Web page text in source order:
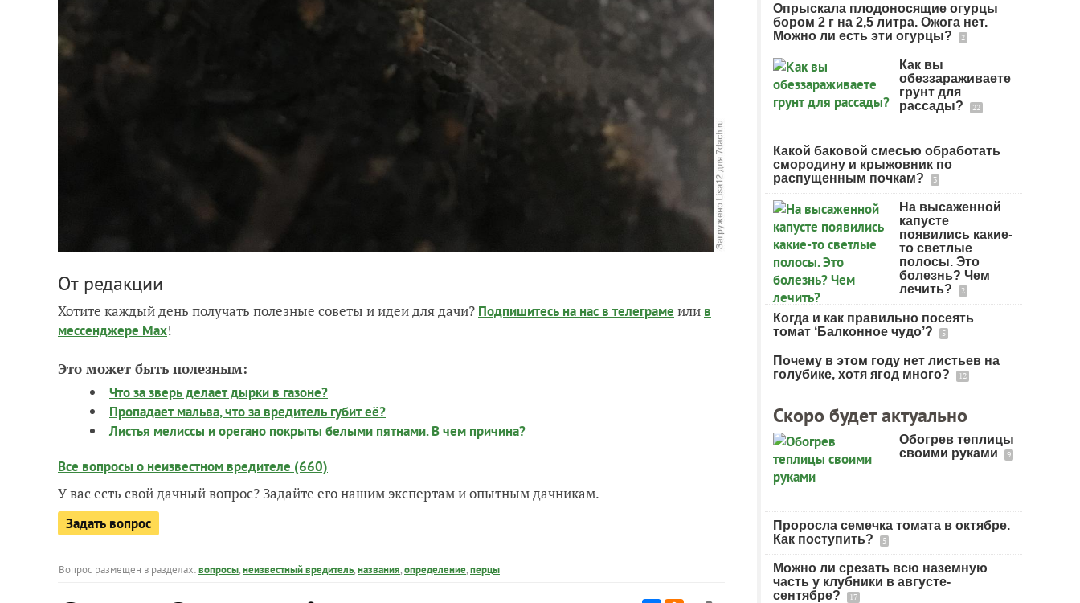
От редакции
Хотите каждый день получать полезные советы и идеи для дачи? Подпишитесь на нас в телеграме или в
мессенджере Max!
Это может быть полезным:
Что за зверь делает дырки в газоне?
Пропадает мальва, что за вредитель губит её?
Листья мелиссы и орегано покрыты белыми пятнами. В чем причина?
Все вопросы о неизвестном вредителе (660)
У вас есть свой дачный вопрос? Задайте его нашим экспертам и опытным дачникам.
Задать вопрос
Вопрос размещен в разделах:вопросы,неизвестный вредитель,названия,определение,перцы
Опрыскала плодоносящие огурцы
бором 2 г на 2,5 литра. Ожога нет.
Можно ли есть эти огурцы?
2
Как вы
обеззараживаете
грунт для
рассады?
22
Какой баковой смесью обработать
смородину и крыжовник по
распущенным почкам?
3
На высаженной
капусте
появились какие-
то светлые
полосы. Это
болезнь? Чем
лечить?
2
Когда и как правильно посеять
томат ‘Балконное чудо’?
5
Почему в этом году нет листьев на
голубике, хотя ягод много?
12
Скоро будет актуально
Обогрев теплицы
своими руками
9
Проросла семечка томата в октябре.
Как поступить?
5
Можно ли срезать всю наземную
часть у клубники в августе-
сентябре?
17